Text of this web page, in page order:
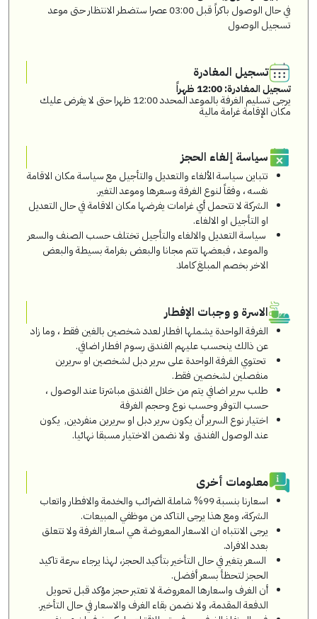
في حال الوصول باكراً قبل 03:00 عصرا ستضطر الانتظار حتى موعد
تسجيل الوصول
تسجيل المغادرة
تسجيل المغادرة: 12:00 ظهراً
يرجى تسليم الغرفة بالموعد المحدد 12:00 ظهرا حتى لا يفرض عليك
مكان الإقامة غرامة مالية
سياسة إلغاء الحجز
تتباين سياسة الألغاء والتعديل والتأجيل مع سياسة مكان الاقامة
نفسه ، وفقاً لنوع الغرفة وسعرها وموعد التغير.
الشركة لا تتحمل أي غرامات يفرضها مكان الاقامة في حال التعديل
او التأجيل او الالغاء.
سياسة التعديل والالغاء والتأجيل تختلف حسب الصنف والسعر
والموعد ، فبعضها تتم مجانا والبعض بغرامة بسيطة والبعض
الاخر بخصم المبلغ كاملا.
الاسرة و وجبات الإفطار
الغرفة الواحدة يشملها افطار لعدد شخصين بالغين فقط ، وما زاد
عن ذالك ينحسب عليهم الفندق رسوم افطار اضافي.
تحتوي الغرفة الواحدة على سرير دبل لشخصين او سريرين
منفصلين لشخصين فقط.
طلب سرير اضافي يتم من خلال الفندق مباشرتا عند الوصول ،
حسب التوفر وحسب نوع وحجم الغرفة
اختيار نوع السرير أن يكون سرير دبل او سريرين منفردين, يكون
عند الوصول الفندق ولا نضمن الاختيار مسبقا نهائيا.
معلومات أخرى
اسعارنا بنسبة 99% شاملة الضرائب والخدمة والافطار واتعاب
الشركة، ومع هذا يرجى التاكد من موظفي المبيعات.
يرجى الانتباه ان الاسعار المعروضة هي اسعار الغرفة ولا تتعلق
بعدد الافراد.
السعر يتغير في حال التأخير بتأكيد الحجز، لهذا يرجاء سرعة تاكيد
الحجز لتحظأ بسعر أفضل.
أن الغرف واسعارها المعروضة لا تعتبر حجز مؤكد قبل تحويل
الدفعة المقدمة، ولا نضمن بقاء الغرف والاسعار في حال التأخير.